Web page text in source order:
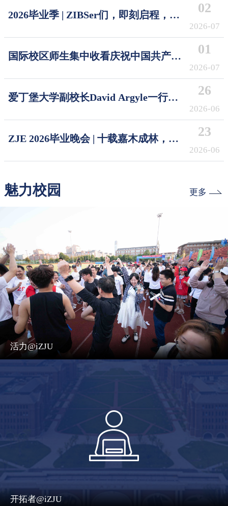
2026毕业季 | ZIBSer们，即刻启程，破
02
2026-07
国际校区师生集中收看庆祝中国共产党
01
2026-07
爱丁堡大学副校长David Argyle一行访
26
2026-06
ZJE 2026毕业晚会 | 十载嘉木成林，今
23
2026-06
魅力校园 更多
活力@iZJU
开拓者@iZJU